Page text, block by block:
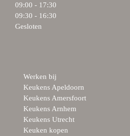
09:00 - 17:30
09:30 - 16:30
Gesloten
Werken bij
Keukens Apeldoorn
Keukens Amersfoort
Keukens Arnhem
Keukens Utrecht
Keuken kopen